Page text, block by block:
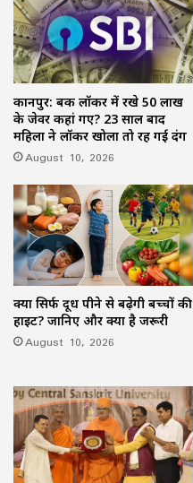
कानपुर: बैंक लॉकर में रखे 50 लाख
के जेवर कहां गए? 23 साल बाद
महिला ने लॉकर खोला तो रह गई दंग
August 10, 2026
क्या सिर्फ दूध पीने से बढ़ेगी बच्चों की
हाइट? जानिए और क्या है जरूरी
August 10, 2026